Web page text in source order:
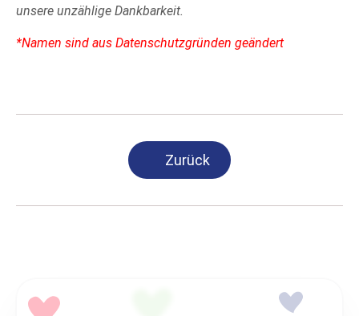
unsere unzählige Dankbarkeit.
*Namen sind aus Datenschutzgründen geändert
Zurück